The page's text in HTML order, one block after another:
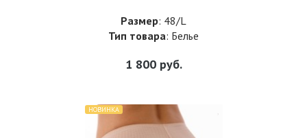
Размер: 48/L
Тип товара: Белье
1 800руб.
НОВИНКА